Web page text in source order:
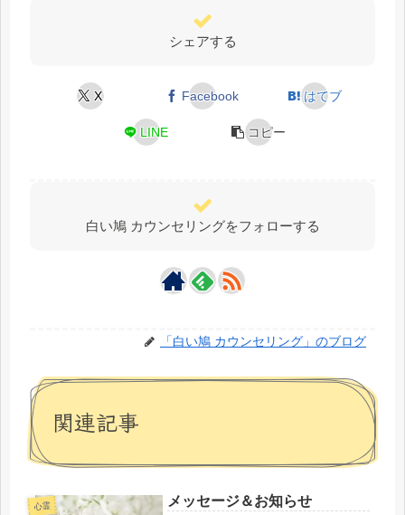
シェアする
X Facebook はてブ
LINE コピー
白い鳩 カウンセリングをフォローする
「白い鳩 カウンセリング」のブログ
関連記事
心霊 メッセージ＆お知らせ